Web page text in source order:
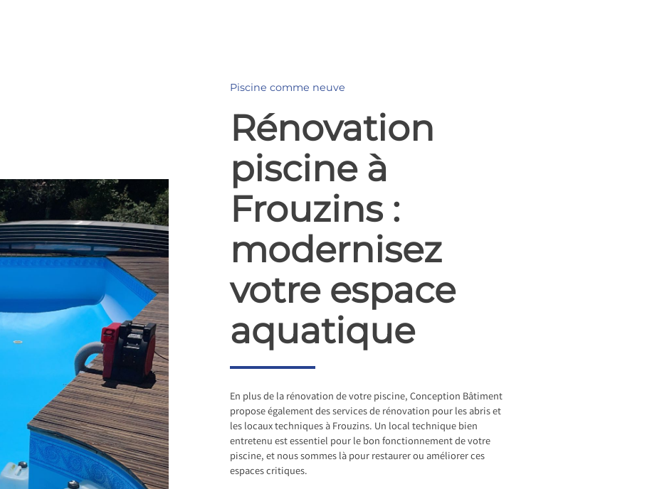
Piscine comme neuve
Rénovation
piscine à
Frouzins :
modernisez
votre espace
aquatique
En plus de la rénovation de votre piscine, Conception Bâtiment
propose également des services de rénovation pour les abris et
les locaux techniques à Frouzins. Un local technique bien
entretenu est essentiel pour le bon fonctionnement de votre
piscine, et nous sommes là pour restaurer ou améliorer ces
espaces critiques.